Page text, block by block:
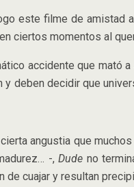
este filme de amistad
ciertos momentos al
accidente que mató
deben decidir que
angustia que
-,Dude no
de cuajar y resultan